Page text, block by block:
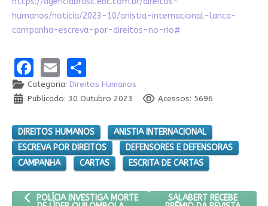
humanos/noticia/2023-10/anistia-internacional-lanca-
campanha-escreva-por-direitos-no-rio#
Facebook
EmailShare
Categoria: Direitos Humanos
Publicado: 30 Outubro 2023
Acessos: 5696
DIREITOS HUMANOS
ANISTIA INTERNACIONAL
ESCREVA POR DIREITOS
DEFENSORES E DEFENSORAS
CAMPANHA
CARTAS ESCRITA DE CARTAS
ARTIGO ANTERIOR: POLÍCIA INVESTIGA MORTE DE LÍDER
POLÍCIA INVESTIGA MORTE
PRÓXIMO ARTIGO:
SALABERT RECEBE